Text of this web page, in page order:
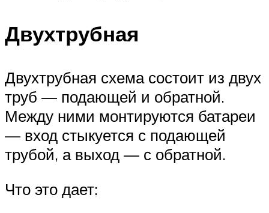
Двухтрубная
Двухтрубная схема состоит из двух
труб — подающей и обратной.
Между ними монтируются батареи
— вход стыкуется с подающей
трубой, а выход — с обратной.
Что это дает: